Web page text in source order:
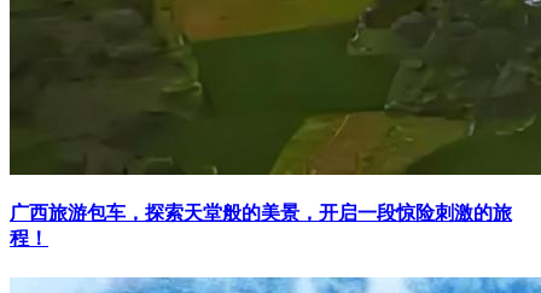
广西旅游包车，探索天堂般的美景，开启一段惊险刺激的旅
程！